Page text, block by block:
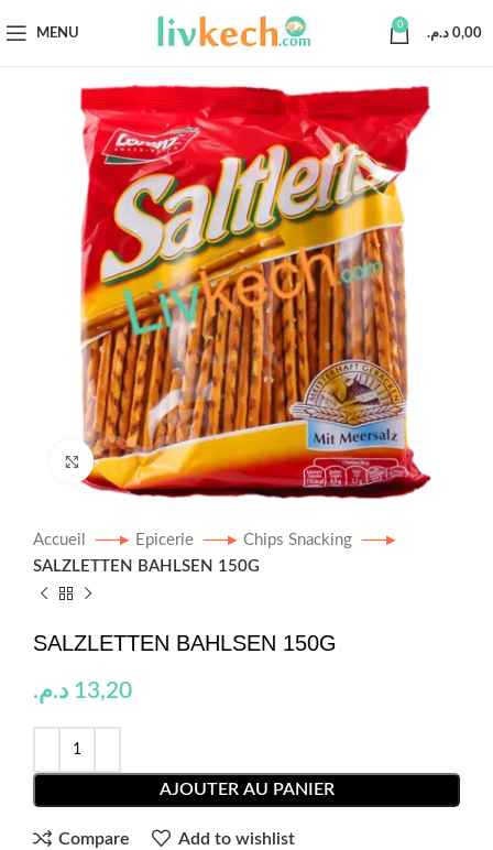
MENU
0
0,00 د.م.
Click to enlarge
Accueil Epicerie
Chips Snacking
SALZLETTEN BAHLSEN 150G
SALZLETTEN BAHLSEN 150G
13,20 د.م.
AJOUTER AU PANIER
Compare Add to wishlist